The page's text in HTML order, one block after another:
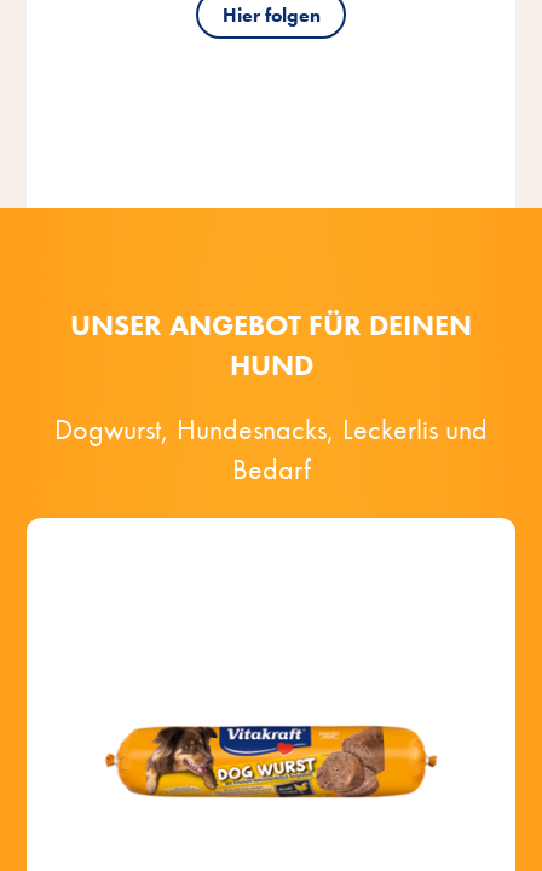
Hier folgen
UNSER ANGEBOT FÜR DEINEN
HUND
Dogwurst, Hundesnacks, Leckerlis und
Bedarf